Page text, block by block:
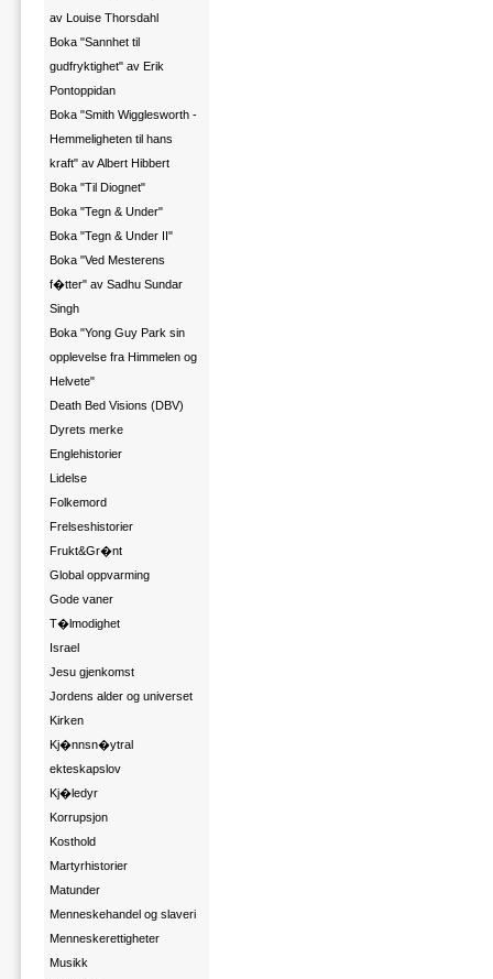
av Louise Thorsdahl
Boka "Sannhet til
gudfryktighet" av Erik
Pontoppidan
Boka "Smith Wigglesworth -
Hemmeligheten til hans
kraft" av Albert Hibbert
Boka "Til Diognet"
Boka "Tegn & Under"
Boka "Tegn & Under II"
Boka "Ved Mesterens
f�tter" av Sadhu Sundar
Singh
Boka "Yong Guy Park sin
opplevelse fra Himmelen og
Helvete"
Death Bed Visions (DBV)
Dyrets merke
Englehistorier
Lidelse
Folkemord
Frelseshistorier
Frukt&Gr�nt
Global oppvarming
Gode vaner
T�lmodighet
Israel
Jesu gjenkomst
Jordens alder og universet
Kirken
Kj�nnsn�ytral
ekteskapslov
Kj�ledyr
Korrupsjon
Kosthold
Martyrhistorier
Matunder
Menneskehandel og slaveri
Menneskerettigheter
Musikk